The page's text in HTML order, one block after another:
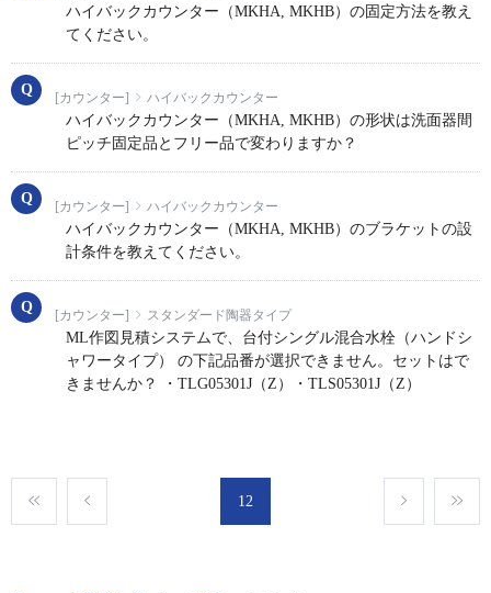
ハイバックカウンター（MKHA, MKHB）の固定方法を教え
てください。
[カウンター] ハイバックカウンター
ハイバックカウンター（MKHA, MKHB）の形状は洗面器間
ピッチ固定品とフリー品で変わりますか？
[カウンター] ハイバックカウンター
ハイバックカウンター（MKHA, MKHB）のブラケットの設
計条件を教えてください。
[カウンター] スタンダード陶器タイプ
ML作図見積システムで、台付シングル混合水栓（ハンドシ
ャワータイプ） の下記品番が選択できません。セットはで
きませんか？ ・TLG05301J（Z）・TLS05301J（Z）
12